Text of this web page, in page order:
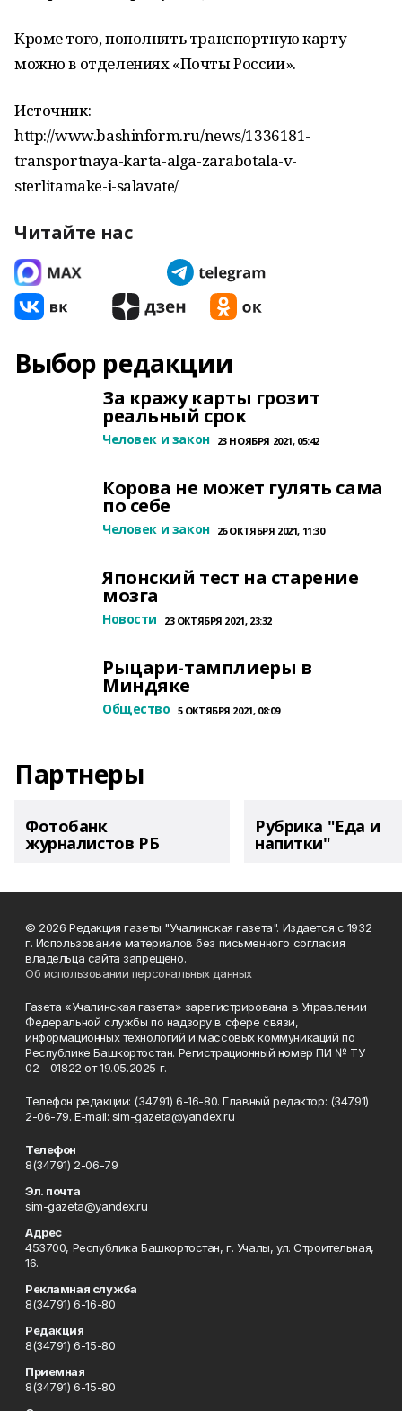
Кроме того, пополнять транспортную карту
можно в отделениях «Почты России».
Источник:
http://www.bashinform.ru/news/1336181-
transportnaya-karta-alga-zarabotala-v-
sterlitamake-i-salavate/
Читайте нас
Выбор редакции
За кражу карты грозит
реальный срок
Человек и закон 23 НОЯБРЯ 2021, 05:42
Корова не может гулять сама
по себе
Человек и закон 26 ОКТЯБРЯ 2021, 11:30
Японский тест на старение
мозга
Новости 23 ОКТЯБРЯ 2021, 23:32
Рыцари-тамплиеры в
Миндяке
Общество 5 ОКТЯБРЯ 2021, 08:09
Партнеры
Фотобанк
журналистов РБ
Рубрика "Еда и
напитки"
© 2026 Редакция газеты "Учалинская газета". Издается с 1932
г. Использование материалов без письменного согласия
владельца сайта запрещено.
Об использовании персональных данных
Газета «Учалинская газета» зарегистрирована в Управлении
Федеральной службы по надзору в сфере связи,
информационных технологий и массовых коммуникаций по
Республике Башкортостан. Регистрационный номер ПИ № ТУ
02 - 01822 от 19.05.2025 г.
Телефон редакции: (34791) 6-16-80. Главный редактор: (34791)
2-06-79. Е-mаil: sim-gazeta@yandex.ru
Телефон
8(34791) 2-06-79
Эл. почта
sim-gazeta@yandex.ru
Адрес
453700, Республика Башкортостан, г. Учалы, ул. Строительная,
16.
Рекламная служба
8(34791) 6-16-80
Редакция
8(34791) 6-15-80
Приемная
8(34791) 6-15-80